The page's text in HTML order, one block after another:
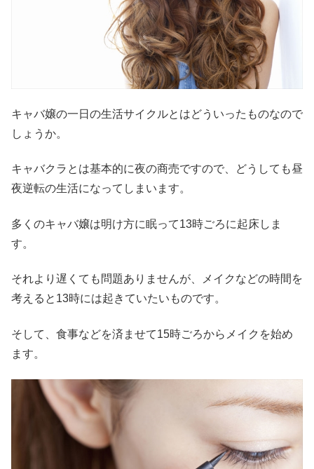
キャバ嬢の一日の生活サイクルとはどういったものなので
しょうか。
キャバクラとは基本的に夜の商売ですので、どうしても昼
夜逆転の生活になってしまいます。
多くのキャバ嬢は明け方に眠って13時ごろに起床しま
す。
それより遅くても問題ありませんが、メイクなどの時間を
考えると13時には起きていたいものです。
そして、食事などを済ませて15時ごろからメイクを始め
ます。